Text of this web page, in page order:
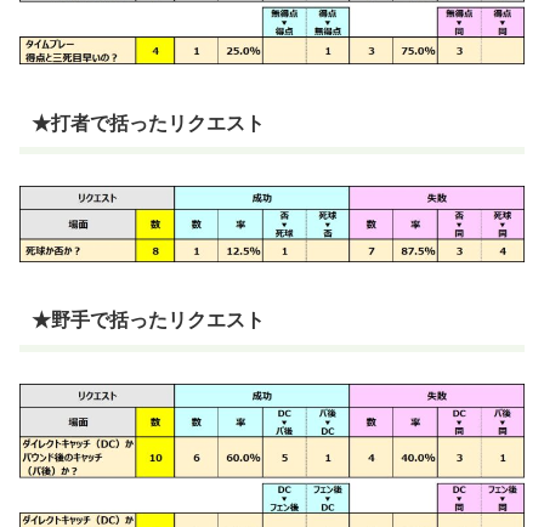
★打者で括ったリクエスト
★野手で括ったリクエスト